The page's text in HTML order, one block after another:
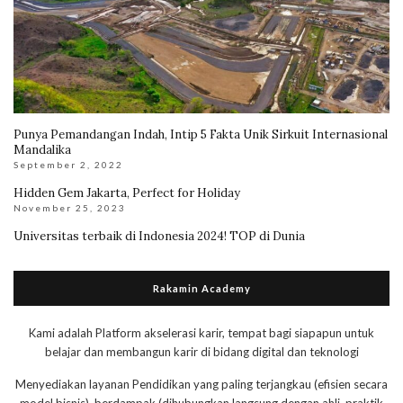
Punya Pemandangan Indah, Intip 5 Fakta Unik Sirkuit Internasional
Mandalika
September 2, 2022
Hidden Gem Jakarta, Perfect for Holiday
November 25, 2023
Universitas terbaik di Indonesia 2024! TOP di Dunia
Rakamin Academy
Kami adalah Platform akselerasi karir, tempat bagi siapapun untuk
belajar dan membangun karir di bidang digital dan teknologi
Menyediakan layanan Pendidikan yang paling terjangkau (efisien secara